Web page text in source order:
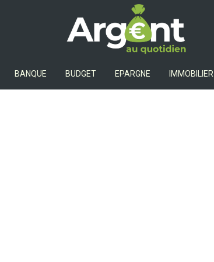
Argent Au Quotidien
BANQUE BUDGET EPARGNE IMMOBILIER